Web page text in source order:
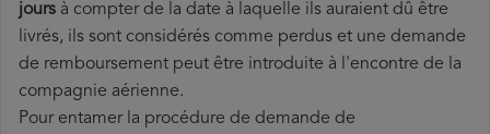
jours à compter de la date à laquelle ils auraient dû être
livrés, ils sont considérés comme perdus et une demande
de remboursement peut être introduite à l'encontre de la
compagnie aérienne.
Pour entamer la procédure de demande de